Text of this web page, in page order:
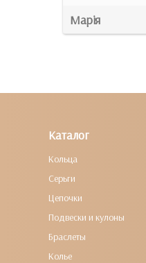
Марія
Каталог
Кольца
Серьги
Цепочки
Подвески и кулоны
Браслеты
Колье